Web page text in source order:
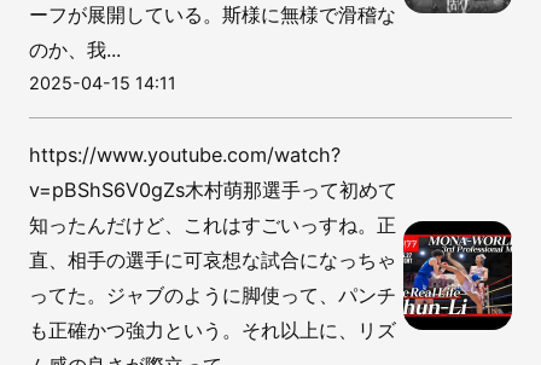
ーフが展開している。斯様に無様で滑稽な
のか、我...
2025-04-15 14:11
https://www.youtube.com/watch?
v=pBShS6V0gZs木村萌那選手って初めて
知ったんだけど、これはすごいっすね。正
直、相手の選手に可哀想な試合になっちゃ
ってた。ジャブのように脚使って、パンチ
も正確かつ強力という。それ以上に、リズ